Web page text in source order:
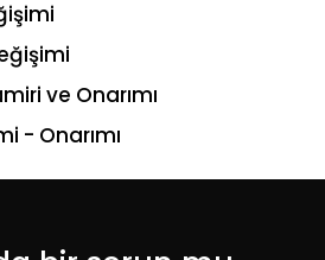
ve Onarımı
- Onarımı